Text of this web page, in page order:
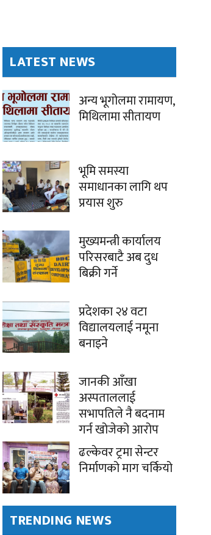
LATEST NEWS
अन्य भूगोलमा रामायण,
मिथिलामा सीतायण
भूमि समस्या
समाधानका लागि थप
प्रयास शुरु
मुख्यमन्त्री कार्यालय
परिसरबाटै अब दुध
बिक्री गर्ने
प्रदेशका २४ वटा
विद्यालयलाई नमूना
बनाइने
जानकी आँखा
अस्पताललाई
सभापतिले नै बदनाम
गर्न खोजेको आरोप
ढल्केवर ट्रमा सेन्टर
निर्माणको माग चर्कियो
TRENDING NEWS